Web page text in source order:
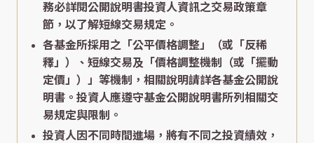
務必詳閱公開說明書投資人資訊之交易政策章
節，以了解短線交易規定。
各基金所採用之「公平價格調整」（或「反稀
釋」）、短線交易及「價格調整機制（或「擺動
定價」）」等機制，相關說明請詳各基金公開說
明書。投資人應遵守基金公開說明書所列相關交
易規定與限制。
投資人因不同時間進場，將有不同之投資績效，